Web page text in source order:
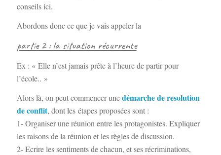
conseils ici.
Abordons donc ce que je vais appeler la
partie 2 : la situation récurrente
Ex : « Elle n’est jamais prête à l’heure de partir pour
l’école.. »
Alors là, on peut commencer unedémarche de resolution
de conflit, dont les étapes proposées sont :
1- Organiser une réunion entre les protagonistes. Expliquer
les raisons de la réunion et les règles de discussion.
2- Ecrire les sentiments de chacun, et ses récriminations,